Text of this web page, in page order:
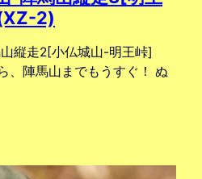
2)
縦走2[小仏城山-明王峠]
、陣馬山までもうすぐ！ ぬ